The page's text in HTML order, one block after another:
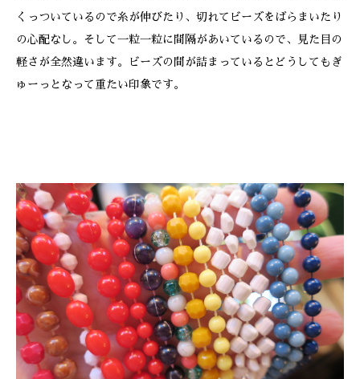
くっついているので糸が伸びたり、切れてビーズをばらまいたり
の心配なし。そして一粒一粒に間隔があいているので、見た目の
軽さが全然違います。ビーズの間が詰まっているとどうしてもぎ
ゅーっとなって重たい印象です。